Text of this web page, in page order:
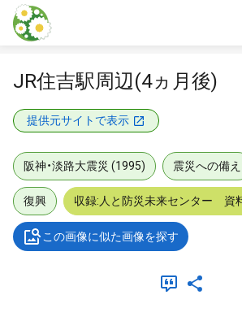
本文に飛ぶ
JR住吉駅周辺(4ヵ月後)
提供元サイトで表示
阪神・淡路大震災 (1995) 震災への備え
復興 収録:人と防災未来センター 資
この画像に似た画像を探す